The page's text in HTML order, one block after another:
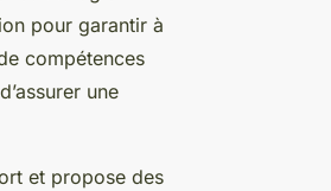
pour garantir à
compétences
une
et propose des